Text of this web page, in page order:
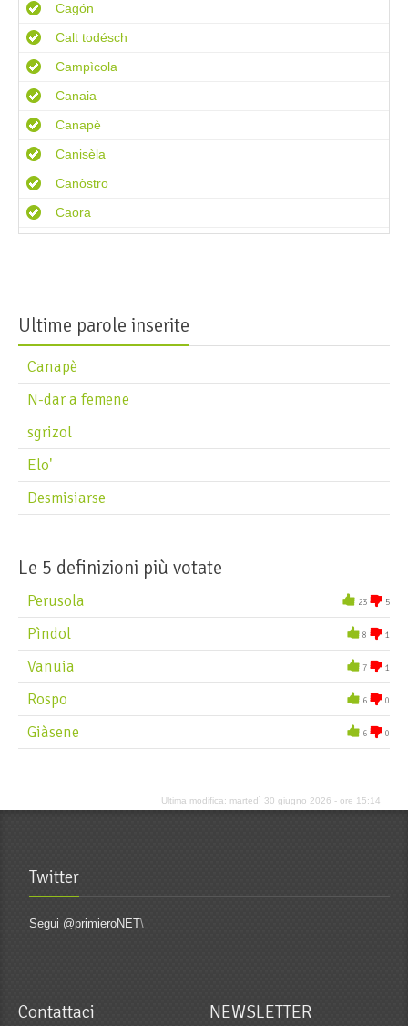
Cagón
Calt todésch
Campìcola
Canaia
Canapè
Canisèla
Canòstro
Caora
Casèla
Casèra
Castròn
Catar
Catàr
Chègabraghe
Chichignàr
Chizhòle
Ciocka
Cógola
Cothal
Còtola
Craspa
Ultime parole inserite
Canapè
N-dar a femene
sgrizol
Elo'
Desmisiarse
Le 5 definizioni più votate
Perusola 23 5
Pìndol 8 1
Vanuia 7 1
Rospo 6 0
Giàsene 6 0
Ultima modifica: martedì 30 giugno 2026 - ore 15:14
Twitter
Segui @primieroNET\
Contattaci NEWSLETTER